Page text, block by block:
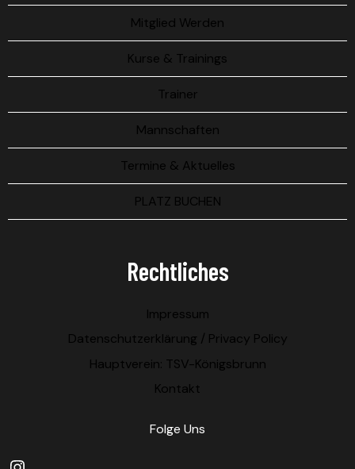
Mitglied Werden
Kurse & Trainings
Trainer
Mannschaften
Termine & Aktuelles
PLATZ BUCHEN
Rechtliches
Impressum
Datenschutzerklärung / Privacy Policy
Hauptverein: TSV-Königsbrunn
Kontakt
Folge Uns